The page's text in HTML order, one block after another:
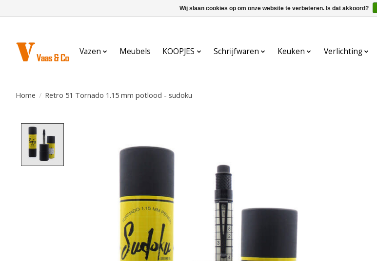
Vazen Meubels KOOPJES Schrijfwaren Keuken Verlichting
Home / Retro 51 Tornado 1.15 mm potlood - sudoku
Wij slaan cookies op om onze website te verbeteren. Is dat akkoord?